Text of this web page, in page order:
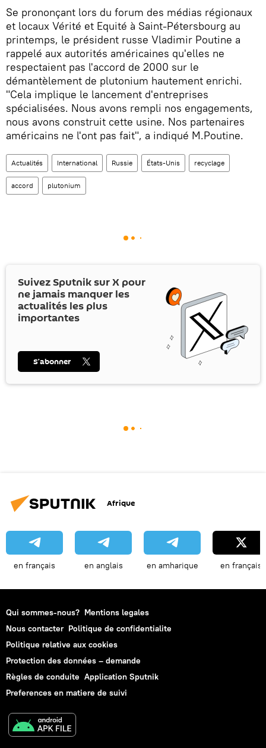
Se prononçant lors du forum des médias régionaux
et locaux Vérité et Equité à Saint-Pétersbourg au
printemps, le président russe Vladimir Poutine a
rappelé aux autorités américaines qu'elles ne
respectaient pas l'accord de 2000 sur le
démantèlement de plutonium hautement enrichi.
"Cela implique le lancement d'entreprises
spécialisées. Nous avons rempli nos engagements,
nous avons construit cette usine. Nos partenaires
américains ne l'ont pas fait", a indiqué M.Poutine.
Actualités International Russie États-Unis recyclage
accord plutonium
Suivez Sputnik surX pour
ne jamais manquer les
actualités les plus
importantes
S’abonner
Afrique
en français en anglais en amharique en français
Qui sommes-nous? Mentions legales
Nous contacter Politique de confidentialite
Politique relative aux cookies
Protection des données – demande
Règles de conduite Application Sputnik
Preferences en matiere de suivi